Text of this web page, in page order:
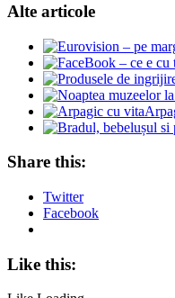
Alte articole
Share this:
Twitter
Facebook
Like this: